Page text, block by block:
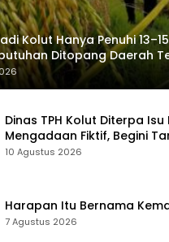
Kolut Hanya Penuhi
Ditopang Daerah
Dinas TPH Kolut Diterpa Isu
Mengadaan Fiktif, Begini
10 Agustus 2026
Harapan Itu Bernama
7 Agustus 2026